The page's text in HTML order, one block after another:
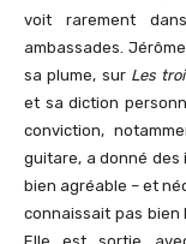
voit rarement
ambassades.
sa plume, sur Les
et sa diction
conviction,
guitare, a donné
bien agréable – et
connaissait pas bien